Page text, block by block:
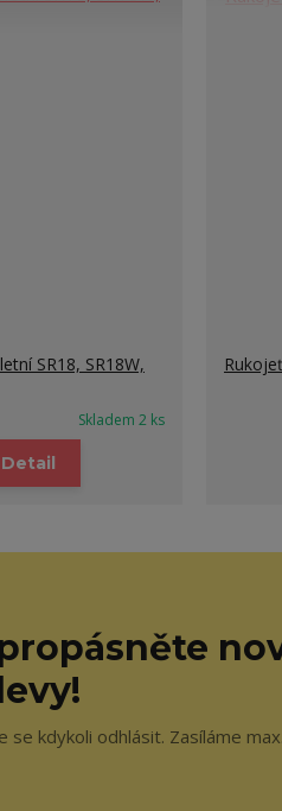
SR18, SR18W,
Skladem 2 ks
Detail
se kdykoli odhlásit. Zasíláme